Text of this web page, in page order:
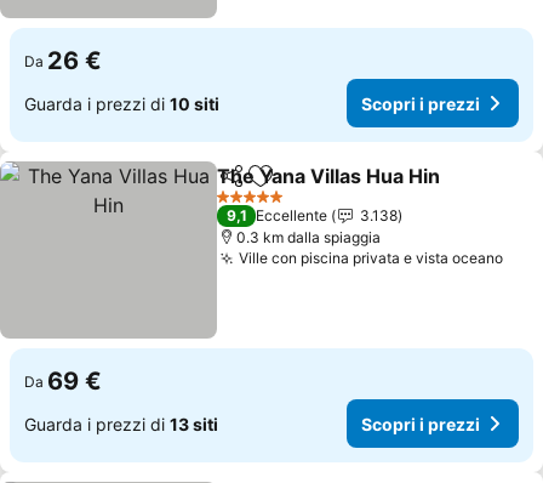
Da 26 €
Guarda i prezzi di 10 siti Scopri i prezzi
CondividiAggiungi ai preferiti
The Yana Villas Hua Hin
5 Stelle
9,1 Eccellente
3.138
0.3 km dalla spiaggia
Ville con piscina privata e vista oceano
Da 69 €
Guarda i prezzi di 13 siti Scopri i prezzi